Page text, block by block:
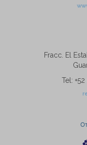
Fracc. El
Tel: